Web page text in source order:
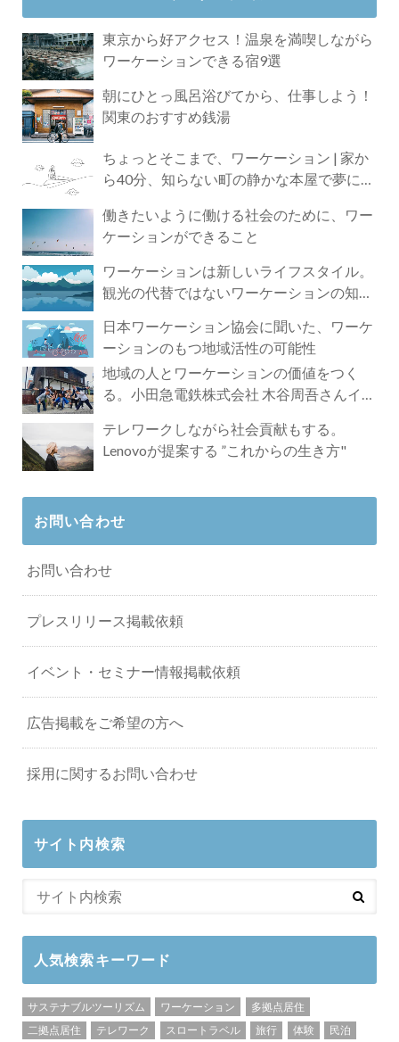
東京から好アクセス！温泉を満喫しながら
ワーケーションできる宿9選
朝にひとっ風呂浴びてから、仕事しよう！
関東のおすすめ銭湯
ちょっとそこまで、ワーケーション | 家か
ら40分、知らない町の静かな本屋で夢に近
働きたいように働ける社会のために、ワー
ケーションができること
ワーケーションは新しいライフスタイル。
観光の代替ではないワーケーションの知ら
日本ワーケーション協会に聞いた、ワーケ
ーションのもつ地域活性の可能性
地域の人とワーケーションの価値をつく
る。小田急電鉄株式会社 木谷周吾さんイン
テレワークしながら社会貢献もする。
Lenovoが提案する ”これからの生き方"
お問い合わせ
お問い合わせ
プレスリリース掲載依頼
イベント・セミナー情報掲載依頼
広告掲載をご希望の方へ
採用に関するお問い合わせ
サイト内検索
人気検索キーワード
サステナブルツーリズム ワーケーション
多拠点居住
二拠点居住
テレワーク スロートラベル 旅行 体験
民泊